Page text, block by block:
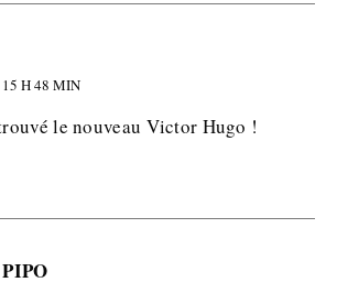
H 48 MIN
le nouveau Victor Hugo !